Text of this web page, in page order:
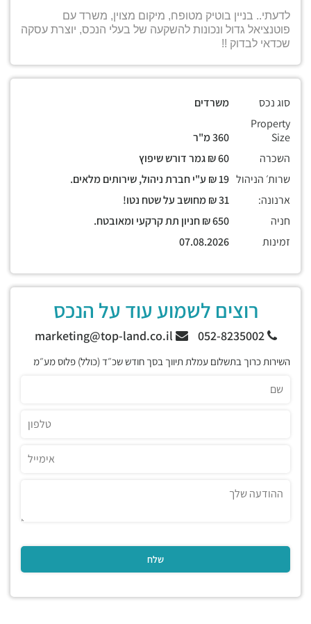
לדעתי.. בניין בוטיק מטופח, מיקום מצוין, משרד עם
פוטנציאל גדול ונכונות להשקעה של בעלי הנכס, יוצרת עסקה
שכדאי לבדוק !!
סוג נכס
משרדים
Property
Size
השכרה
שרות׳ הניהול
ארנונה:
חניה
זמינות
רוצים לשמוע עוד על הנכס
052-8235002
השירות כרוך בתשלום עמלת תיווך בסך חודש שכ״ד (כולל) פלוס מע״מ